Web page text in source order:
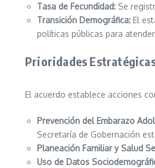
Tasa de Fecundidad: Se
Transición Demográfica: El
políticas públicas para
Prioridades
El acuerdo establece acciones
Prevención del Embarazo
Secretaría de Gobernación
Planeación Familiar y Salud
Uso de Datos